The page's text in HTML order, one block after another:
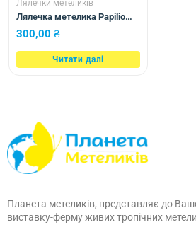
Лялечки метеликів
Лялечка метелика Papilio
thoas
300,00 ₴
Читати далі
Планета метеликів, представляє до
виставку-ферму живих тропічних